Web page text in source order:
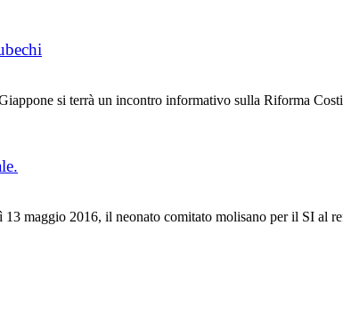
si terrà un incontro informativo sulla Riforma
maggio 2016, il neonato comitato molisano per il SI al